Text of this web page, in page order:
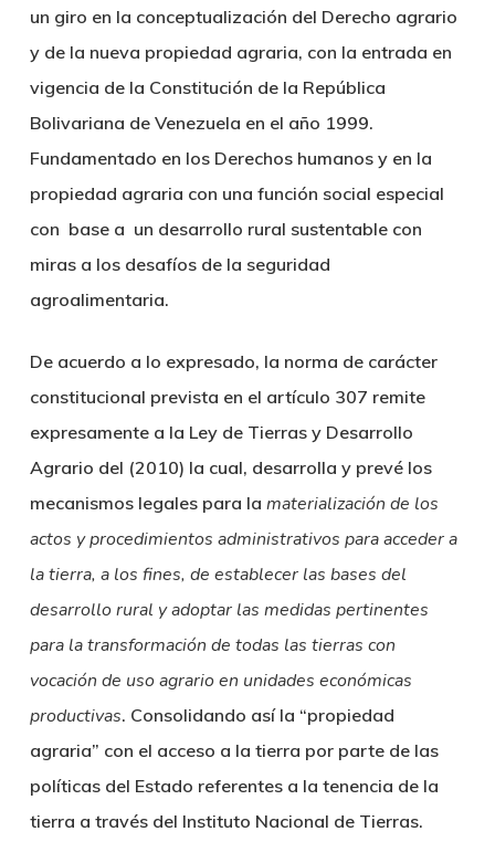
un giro en la conceptualización del Derecho agrario
y de la nueva propiedad agraria, con la entrada en
vigencia de la Constitución de la República
Bolivariana de Venezuela en el año 1999.
Fundamentado en los Derechos humanos y en la
propiedad agraria con una función social especial
con base a un desarrollo rural sustentable con
miras a los desafíos de la seguridad
agroalimentaria.
De acuerdo a lo expresado, la norma de carácter
constitucional prevista en el artículo 307 remite
expresamente a la Ley de Tierras y Desarrollo
Agrario del (2010) la cual, desarrolla y prevé los
mecanismos legales para la materialización de los
actos y procedimientos administrativos para acceder a
la tierra, a los fines, de establecer las bases del
desarrollo rural y adoptar las medidas pertinentes
para la transformación de todas las tierras con
vocación de uso agrario en unidades económicas
productivas. Consolidando así la “propiedad
agraria” con el acceso a la tierra por parte de las
políticas del Estado referentes a la tenencia de la
tierra a través del Instituto Nacional de Tierras.